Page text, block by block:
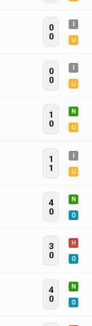
0
0
U
0
0
U
1
0
N
U
1
1
U
4
0
N
O
3
0
H
O
4
0
N
O